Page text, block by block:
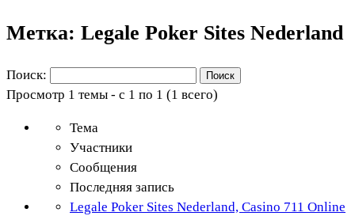
Метка: Legale Poker Sites Nederland
Поиск:
Просмотр 1 темы - с 1 по 1 (1 всего)
Тема
Участники
Сообщения
Последняя запись
Legale Poker Sites Nederland, Casino 711 Online